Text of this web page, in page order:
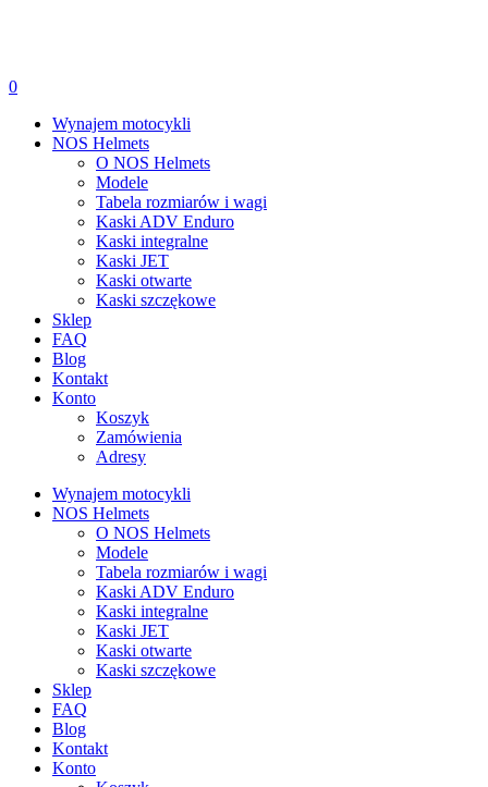
0
Wynajem motocykli
NOS Helmets
O NOS Helmets
Modele
Tabela rozmiarów i wagi
Kaski ADV Enduro
Kaski integralne
Kaski JET
Kaski otwarte
Kaski szczękowe
Sklep
FAQ
Blog
Kontakt
Konto
Koszyk
Zamówienia
Adresy
Wynajem motocykli
NOS Helmets
O NOS Helmets
Modele
Tabela rozmiarów i wagi
Kaski ADV Enduro
Kaski integralne
Kaski JET
Kaski otwarte
Kaski szczękowe
Sklep
FAQ
Blog
Kontakt
Konto